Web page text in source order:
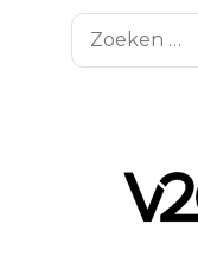
Zoek
naar: